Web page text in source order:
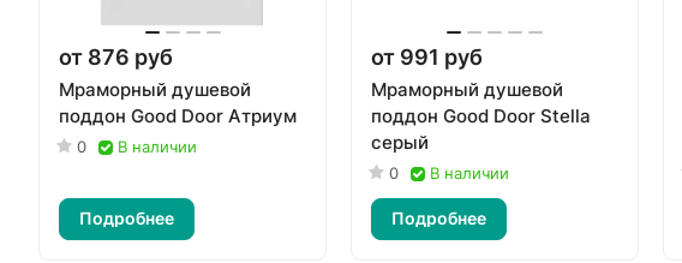
от 876 руб
Мраморный душевой
поддон Good Door Атриум
0 В наличии
Подробнее
от 991 руб
Мраморный душевой
поддон Good Door Stella
серый
0 В наличии
Подробнее